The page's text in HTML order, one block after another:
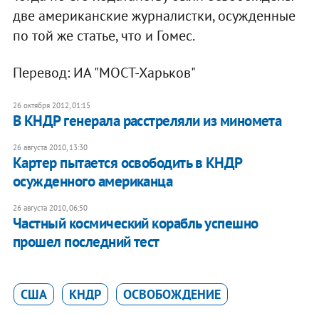
две американские журналистки, осужденные
по той же статье, что и Гомес.
Перевод: ИА "МОСТ-Харьков"
26 октября 2012, 01:15
В КНДР генерала расстреляли из миномета
26 августа 2010, 13:30
Картер пытается освободить в КНДР
осужденного американца
26 августа 2010, 06:50
Частный космический корабль успешно
прошел последний тест
США КНДР ОСВОБОЖДЕНИЕ